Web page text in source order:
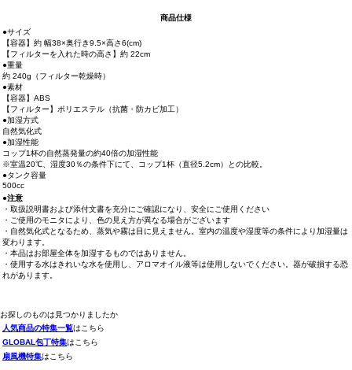
商品仕様
●サイズ
【容器】約 幅38×奥行き9.5×高さ6(cm)
【フィルターを入れた時の高さ】約 22cm
●重量
約 240g（フィルター乾燥時）
●素材
【容器】ABS
【フィルター】ポリエステル（抗菌・防カビ加工）
●加湿方式
自然気化式
●加湿性能
コップ1杯の自然蒸発量の約40倍の加湿性能
※室温20℃、湿度30％の条件下にて、コップ1杯（直径5.2cm）との比較。
●タンク容量
500cc
●注意
・取扱説明書および添付文書を充分にご確認になり、安全にご使用ください
・ご使用のモニタにより、色の見え方が異なる場合がございます
・自然気化式となるため、蒸気や霧は目に見えません。室内の温度や湿度等の条件により加湿量は
変わります。
・本品はお部屋全体を加湿するものではありません。
・使用する水はきれいな水を使用し、アロマオイル液等は使用しないでください。器が破損する恐
れがあります。
お探しのものは見つかりましたか
人気商品の特集一覧はこちら
GLOBAL包丁特集はこちら
扇風機特集はこちら